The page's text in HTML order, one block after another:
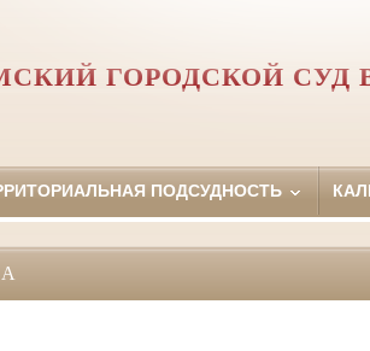
ГОРОДСКОЙ СУД
ПОДСУДНОСТЬ